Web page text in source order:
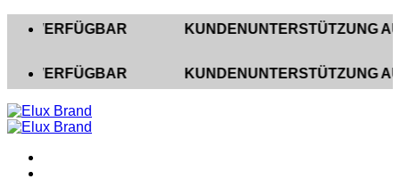
Inhalt
KUNDENUNTERSTÜTZUNG AUF
KUNDENUNTERSTÜTZUNG AUF